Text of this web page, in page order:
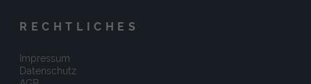
RECHTLICHES
Impressum
Datenschutz